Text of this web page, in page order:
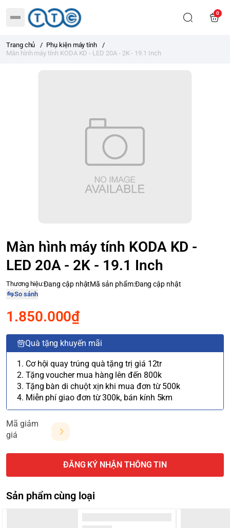
0
Trang chủ / Phụ kiện máy tính
/
Màn hình máy tính KODA KD - LED 20A - 2K - 19.1 Inch
Màn hình máy tính KODA KD -
LED 20A - 2K - 19.1 Inch
Thương hiệu:Đang cập nhậtMã sản phẩm:Đang cập nhật
So sánh
1.850.000₫
Quà tặng khuyến mãi
1. Cơ hội quay trúng quà tặng trị giá 12tr
2. Tặng voucher mua hàng lên đến 800k
3. Tặng bàn di chuột xịn khi mua đơn từ 500k
4. Miễn phí giao đơn từ 300k, bán kính 5km
Mã giảm
giá
ĐĂNG KÝ NHẬN THÔNG TIN
Sản phẩm cùng loại